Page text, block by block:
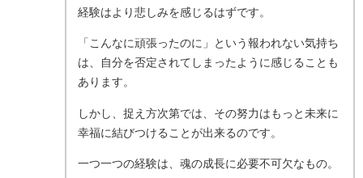
経験はより悲しみを感じるはずです。
「こんなに頑張ったのに」という報われない気持ち
は、自分を否定されてしまったように感じることも
あります。
しかし、捉え方次第では、その努力はもっと未来に
幸福に結びつけることが出来るのです。
一つ一つの経験は、魂の成長に必要不可欠なもの。